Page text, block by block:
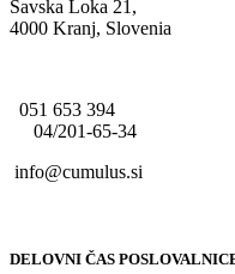
Savska Loka 21,
4000 Kranj, Slovenia
051 653 394
04/201-65-34
info@cumulus.si
DELOVNI ČAS